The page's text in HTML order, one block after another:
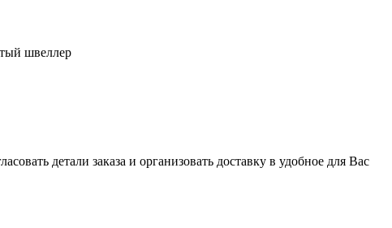
швеллер
детали заказа и организовать доставку в удобное для Вас